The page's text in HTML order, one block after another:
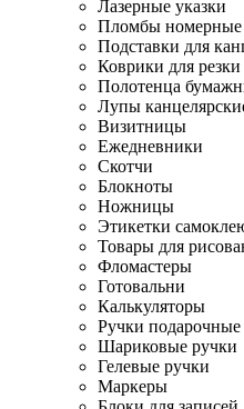
Лазерные указки
Пломбы номерные
Подставки для
Коврики для резки
Полотенца
Лупы
Визитницы
Ежедневники
Скотчи
Блокноты
Ножницы
Этикетки
Товары для
Фломастеры
Готовальни
Калькуляторы
Ручки подарочные
Шариковые ручки
Гелевые ручки
Маркеры